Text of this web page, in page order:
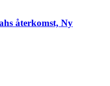
återkomst, Ny